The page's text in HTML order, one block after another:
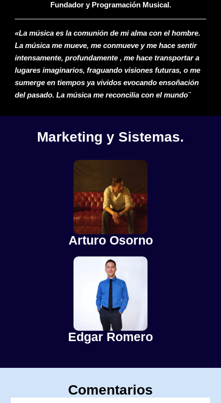
Fundador y Programación Musical.
«La música es la comunión de mi alma con el hombre.
La música me mueve, me conmueve y me hace sentir
intensamente, profundamente , me hace transportar a
lugares imaginarios, fraguando visiones futuras, o me
sumerge en tiempos ya vividos evocando ensoñación
del pasado. La música me reconcilia con el mundo¨
Marketing y Sistemas.
Arturo Osorno
Edgar Romero
Comentarios